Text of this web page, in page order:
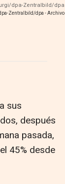
dpa-Zentralbild/dpa
Zentralbild/dpa - Archivo
sus
después
pasada,
45% desde